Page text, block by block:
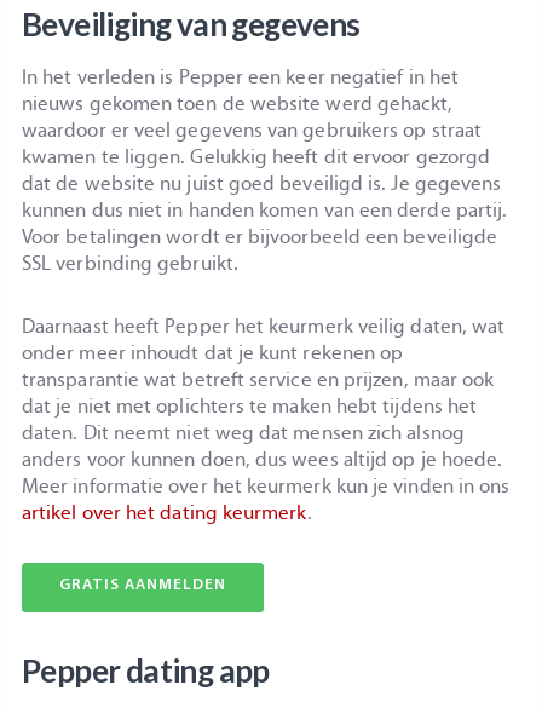
Beveiliging van gegevens
In het verleden is Pepper een keer negatief in het
nieuws gekomen toen de website werd gehackt,
waardoor er veel gegevens van gebruikers op straat
kwamen te liggen. Gelukkig heeft dit ervoor gezorgd
dat de website nu juist goed beveiligd is. Je gegevens
kunnen dus niet in handen komen van een derde partij.
Voor betalingen wordt er bijvoorbeeld een beveiligde
SSL verbinding gebruikt.
Daarnaast heeft Pepper het keurmerk veilig daten, wat
onder meer inhoudt dat je kunt rekenen op
transparantie wat betreft service en prijzen, maar ook
dat je niet met oplichters te maken hebt tijdens het
daten. Dit neemt niet weg dat mensen zich alsnog
anders voor kunnen doen, dus wees altijd op je hoede.
Meer informatie over het keurmerk kun je vinden in ons
artikel over het dating keurmerk.
GRATIS AANMELDEN
Pepper dating app